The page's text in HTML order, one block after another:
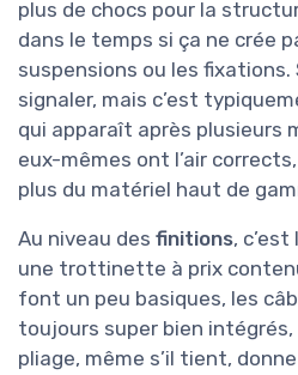
plus de chocs pour la
dans le temps si ça ne crée
suspensions ou les
signaler, mais c’est
qui apparaît après plusieurs
eux-mêmes ont l’air
plus du matériel haut de
Au niveau des finitions, c’est
une trottinette à prix
font un peu basiques, les
toujours super bien
pliage, même s’il tient,